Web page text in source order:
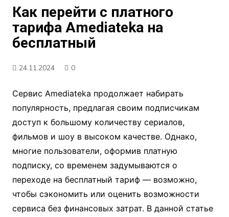
Как перейти с платного
тарифа Amediateka на
бесплатный
24.11.2024 0
Сервис Amediateka продолжает набирать
популярность, предлагая своим подписчикам
доступ к большому количеству сериалов,
фильмов и шоу в высоком качестве. Однако,
многие пользователи, оформив платную
подписку, со временем задумываются о
переходе на бесплатный тариф — возможно,
чтобы сэкономить или оценить возможности
сервиса без финансовых затрат. В данной статье